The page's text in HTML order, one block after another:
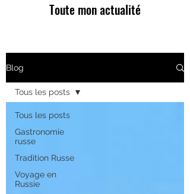
Toute mon actualité
Blog
Tous les posts
Gastronomie
russe
Tradition Russe
Voyage en
Russie
Tous les posts